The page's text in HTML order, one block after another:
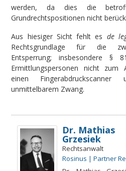
werden, da dies die
Grundrechtspositionen nicht
Aus hiesiger Sicht fehlt es de
Rechtsgrundlage für die
Entsperrung; insbesondere §
Ermittlungspersonen nicht zum
einen
unmittelbarem Zwang.
Dr. Mathias
Grzesiek
Rechtsanwalt
Rosinus | Partner